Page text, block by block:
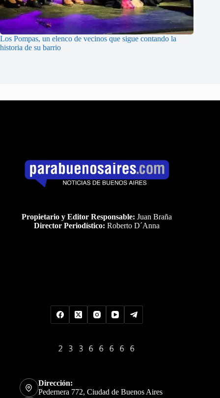
Los Pompas, un elenco de vecinos que sigue contando la
historia de su barrio
Propietario y Editor Responsable: Juan Braña
Director Periodístico: Roberto D´Anna
Dirección:
Pedernera 772, Ciudad de Buenos Aires